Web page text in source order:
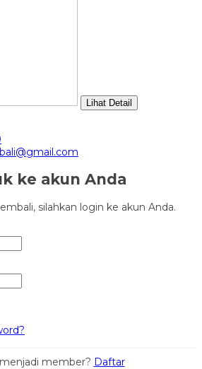
Lihat Detail
ke akun Anda
silahkan login ke akun Anda.
member? Daftar